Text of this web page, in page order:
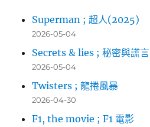
Superman ; 超人(2025)
2026-05-04
Secrets & lies ; 秘密與謊言
2026-05-04
Twisters ; 龍捲風暴
2026-04-30
F1, the movie ; F1 電影